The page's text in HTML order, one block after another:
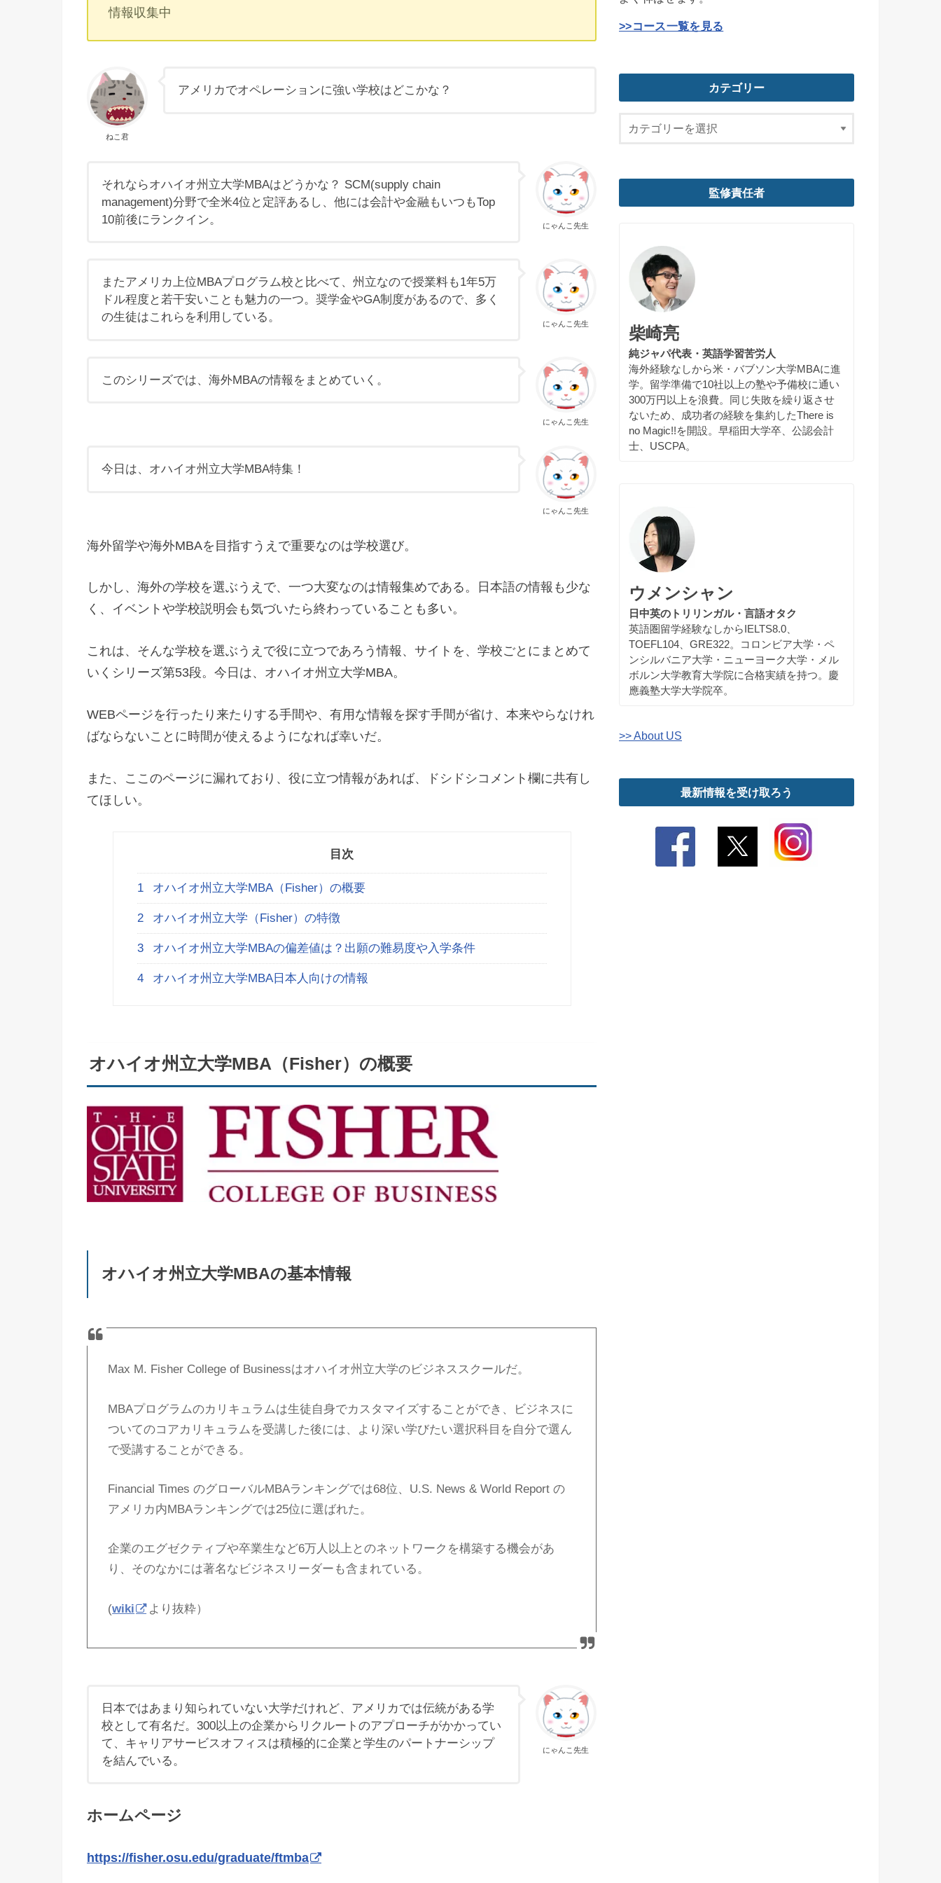
情報収集中
ねこ君
アメリカでオペレーションに強い学校はどこかな？
にゃんこ先生
それならオハイオ州立大学MBAはどうかな？ SCM(supply chain
management)分野で全米4位と定評あるし、他には会計や金融もいつもTop
10前後にランクイン。
にゃんこ先生
またアメリカ上位MBAプログラム校と比べて、州立なので授業料も1年5万
ドル程度と若干安いことも魅力の一つ。奨学金やGA制度があるので、多く
の生徒はこれらを利用している。
にゃんこ先生
このシリーズでは、海外MBAの情報をまとめていく。
にゃんこ先生
今日は、オハイオ州立大学MBA特集！
海外留学や海外MBAを目指すうえで重要なのは学校選び。
しかし、海外の学校を選ぶうえで、一つ大変なのは情報集めである。日本語の情報も少な
く、イベントや学校説明会も気づいたら終わっていることも多い。
これは、そんな学校を選ぶうえで役に立つであろう情報、サイトを、学校ごとにまとめて
いくシリーズ第53段。今日は、オハイオ州立大学MBA。
WEBページを行ったり来たりする手間や、有用な情報を探す手間が省け、本来やらなけれ
ばならないことに時間が使えるようになれば幸いだ。
また、ここのページに漏れており、役に立つ情報があれば、ドシドシコメント欄に共有し
てほしい。
目次
1 オハイオ州立大学MBA（Fisher）の概要
2 オハイオ州立大学（Fisher）の特徴
3 オハイオ州立大学MBAの偏差値は？出願の難易度や入学条件
4 オハイオ州立大学MBA日本人向けの情報
オハイオ州立大学MBA（Fisher）の概要
オハイオ州立大学MBAの基本情報
Max M. Fisher College of Businessはオハイオ州立大学のビジネススクールだ。
MBAプログラムのカリキュラムは生徒自身でカスタマイズすることができ、ビジネスに
ついてのコアカリキュラムを受講した後には、より深い学びたい選択科目を自分で選ん
で受講することができる。
Financial Times のグローバルMBAランキングでは68位、U.S. News & World Report の
アメリカ内MBAランキングでは25位に選ばれた。
企業のエグゼクティブや卒業生など6万人以上とのネットワークを構築する機会があ
り、そのなかには著名なビジネスリーダーも含まれている。
(wiki より抜粋）
にゃんこ先生
日本ではあまり知られていない大学だけれど、アメリカでは伝統がある学
校として有名だ。300以上の企業からリクルートのアプローチがかかってい
て、キャリアサービスオフィスは積極的に企業と学生のパートナーシップ
を結んでいる。
ホームページ
https://fisher.osu.edu/graduate/ftmba
>>コース一覧を見る
カテゴリー
監修責任者
柴崎亮
純ジャパ代表・英語学習苦労人
海外経験なしから米・バブソン大学MBAに進
学。留学準備で10社以上の塾や予備校に通い
300万円以上を浪費。同じ失敗を繰り返させ
ないため、成功者の経験を集約したThere is
no Magic!!を開設。早稲田大学卒、公認会計
士、USCPA。
ウメンシャン
日中英のトリリンガル・言語オタク
英語圏留学経験なしからIELTS8.0、
TOEFL104、GRE322。コロンビア大学・ペ
ンシルバニア大学・ニューヨーク大学・メル
ボルン大学教育大学院に合格実績を持つ。慶
應義塾大学大学院卒。
>> About US
最新情報を受け取ろう